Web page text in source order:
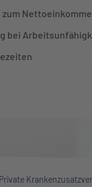
bei
Private